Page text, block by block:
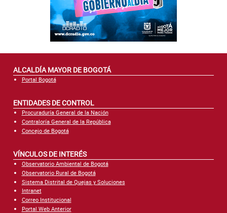
ALCALDÍA MAYOR DE BOGOTÁ
Portal Bogotá
ENTIDADES DE CONTROL
Procuraduría General de la Nación
Contraloría General de la República
Concejo de Bogotá
VÍNCULOS DE INTERÉS
Observatorio Ambiental de Bogotá
Observatorio Rural de Bogotá
Sistema Distrital de Quejas y Soluciones
Intranet
Correo Institucional
Portal Web Anterior